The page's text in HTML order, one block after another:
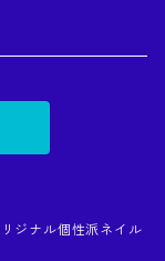
ナル個性派ネイル